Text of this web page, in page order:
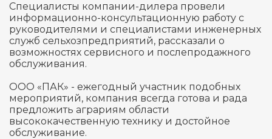
Специалисты компании-дилера провели
информационно-консультационную работу с
руководителями и специалистами инженерных
служб сельхозпредприятий, рассказали о
возможностях сервисного и послепродажного
обслуживания.
ООО «ПАК» - ежегодный участник подобных
мероприятий, компания всегда готова и рада
предложить аграриям области
высококачественную технику и достойное
обслуживание.